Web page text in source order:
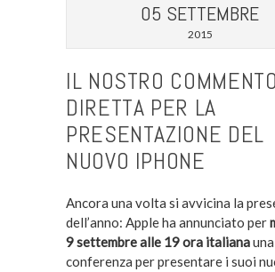
05 SETTEMBRE
2015
IL NOSTRO
DIRETTA PER LA
PRESENTAZIONE DEL
NUOVO IPHONE
Ancora una volta si avvicina la
dell’anno: Apple ha annunciato per
9 settembre alle 19 ora italianauna
conferenza per presentare i suoi